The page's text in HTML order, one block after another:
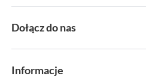
Dołącz do nas
Informacje